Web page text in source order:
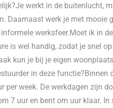
werkt in de buitenlucht,
Daarnaast werk je met mooie
werksfeer.Moet ik in
is wel handig, zodat je snel
kun je bij je eigen
in deze functie?Binnen
per week. De werkdagen zijn
7 uur en bent om uur klaar.